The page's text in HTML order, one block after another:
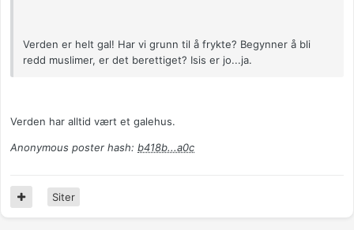
Verden er helt gal! Har vi grunn til å frykte? Begynner å bli
redd muslimer, er det berettiget? Isis er jo...ja.
Verden har alltid vært et galehus.
Anonymous poster hash: b418b...a0c
Siter